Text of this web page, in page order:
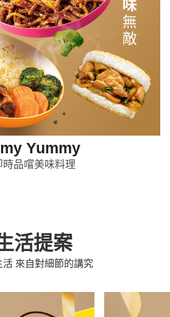
Yummy
品嚐美味料理
活提案
活 來自對細節的講究